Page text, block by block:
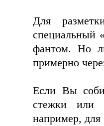
Для
специальный
фантом. Но
примерно
Если Вы
стежки или
например, для